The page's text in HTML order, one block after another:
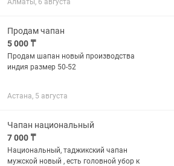
нарядными вещами. Так же можно
носить как...
Алматы, 6 августа
Продам чапан
5 000 ₸
Продам шапан новый производства
индия размер 50-52
Астана, 5 августа
Чапан национальный
7 000 ₸
Национальный, таджикский чапан
мужской новый , есть головной убор к